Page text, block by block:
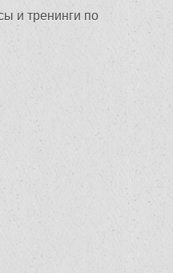
и тренинги по